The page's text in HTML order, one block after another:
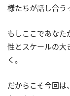
様たちが話し合
もしここであなた
性とスケールの大
く。
だからこそ今回は